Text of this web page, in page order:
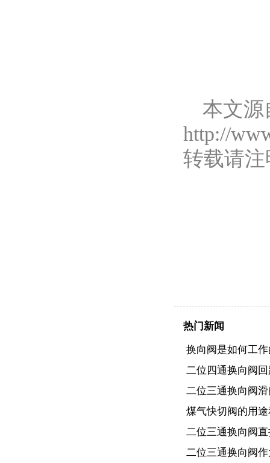
本文源
http://
转载请
热门新闻
换向阀是如何工
二位四通换向阀
二位三通换向阀
煤气快切阀的用
二位三通换向阀
二位三通换向阀